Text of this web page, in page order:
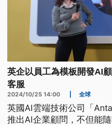
英企以員工為模板開發AI
客服
2024/10/25 14:00 全球
英國AI雲端技術公司「
推出AI企業顧問，不但能